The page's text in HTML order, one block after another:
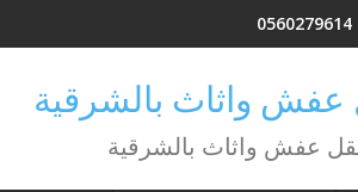
واثاث بالشرقية
عفش واثاث بالشرقية